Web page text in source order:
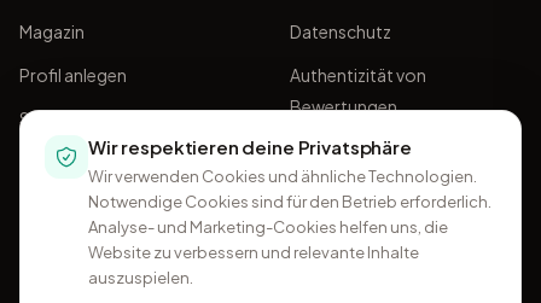
Magazin
Profil anlegen
Sponsoring
Datenschutz
Authentizität von
Bewertungen
AGB
Wir respektieren deine Privatsphäre
Wir verwenden Cookies und ähnliche Technologien.
Notwendige Cookies sind für den Betrieb erforderlich.
Analyse- und Marketing-Cookies helfen uns, die
Website zu verbessern und relevante Inhalte
auszuspielen.